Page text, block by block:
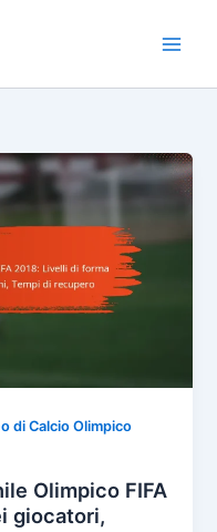
di Calcio Olimpico
Olimpico FIFA
giocatori,